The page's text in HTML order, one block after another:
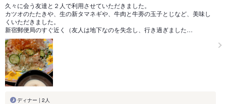
久々に会う友達と２人で利用させていただきました。
カツオのたたきや、生の新タマネギや、牛肉と牛蒡の玉子とじなど、美味し
くいただきました。
新宿郵便局のすぐ近く（友人は地下なのを失念し、行き過ぎました…
ディナー | 2人